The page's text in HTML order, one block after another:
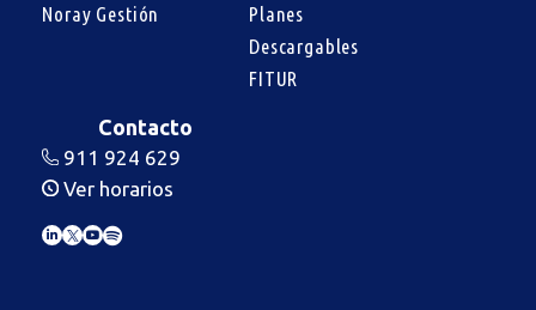
Noray Gestión
Planes
Descargables
FITUR
Contacto
Ver horarios
911 924 629